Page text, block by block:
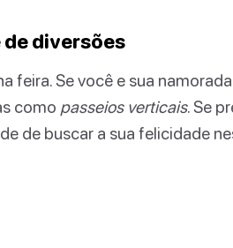
diversões
feira. Se você e sua
como passeios verticais. Se
de buscar a sua felicidade